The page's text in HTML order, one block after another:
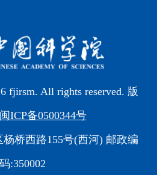
fjirsm. All rights reserved. 版
闽ICP备0500344号
桥西路155号(西河) 邮政编
码:350002